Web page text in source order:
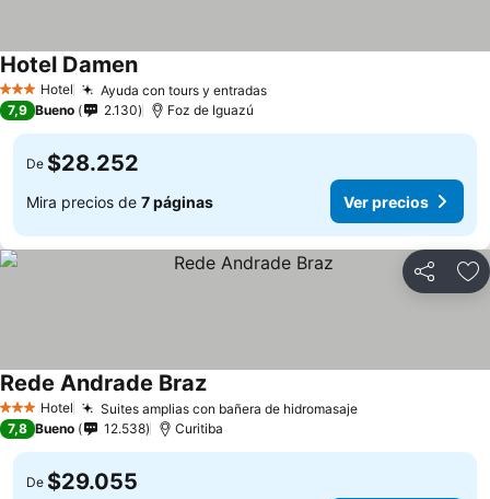
3 Estrellas
Hotel Ayuda con tours y entradas
Hotel Damen
7,9 Bueno 2.130 Foz de Iguazú
De $28.252
Mira precios de 7 páginas Ver precios
Compartir
3 Estrellas
Hotel Suites amplias con bañera de hidromasaje
Rede Andrade Braz
7,8 Bueno 12.538 Curitiba
De $29.055